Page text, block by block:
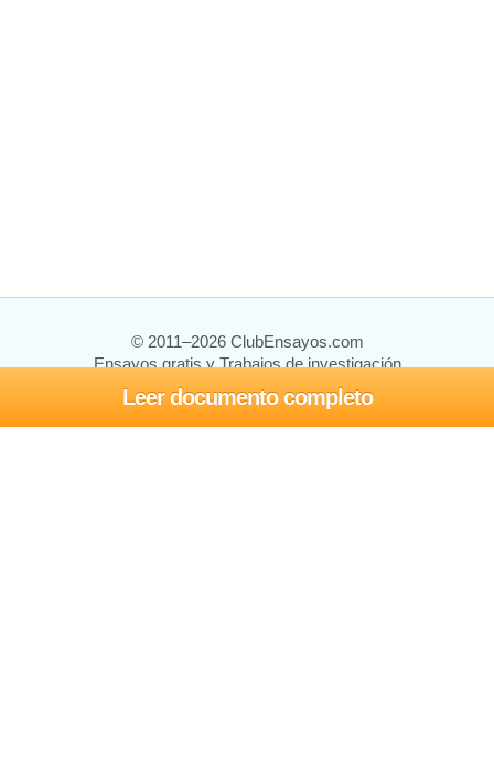
Leer documento completo
© 2011–2026 ClubEnsayos.com
Ensayos gratis y Trabajos de investigación